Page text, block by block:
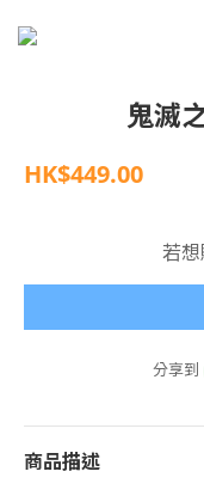
鬼滅
HK$449.00
若
分享到
商品描述